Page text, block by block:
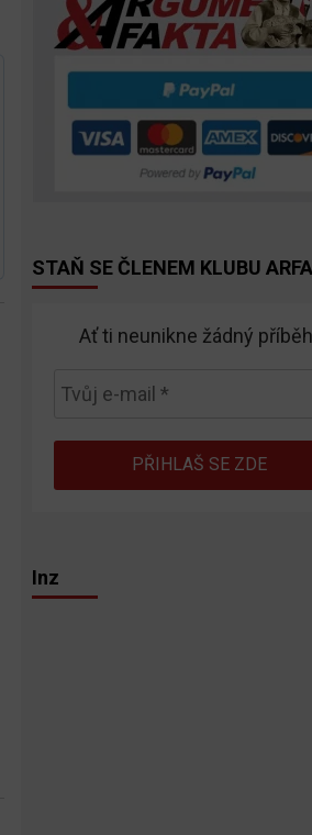
STAŇ SE ČLENEM KLUBU ARFA
Ať ti neunikne žádný
Inz